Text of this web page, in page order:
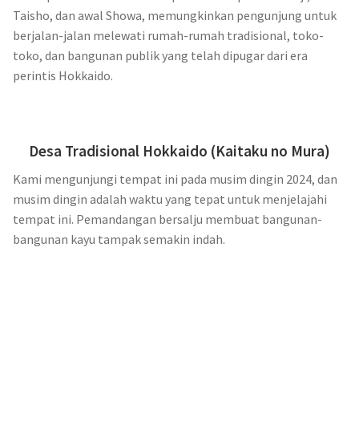
Taisho, dan awal Showa, memungkinkan pengunjung untuk
berjalan-jalan melewati rumah-rumah tradisional, toko-
toko, dan bangunan publik yang telah dipugar dari era
perintis Hokkaido.
Desa Tradisional Hokkaido (Kaitaku no Mura)
Kami mengunjungi tempat ini pada musim dingin 2024, dan
musim dingin adalah waktu yang tepat untuk menjelajahi
tempat ini. Pemandangan bersalju membuat bangunan-
bangunan kayu tampak semakin indah.